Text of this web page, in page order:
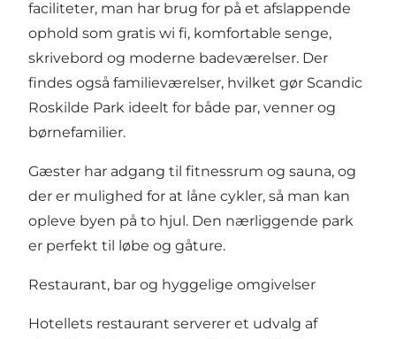
faciliteter, man har brug for på et afslappende
ophold som gratis wi fi, komfortable senge,
skrivebord og moderne badeværelser. Der
findes også familieværelser, hvilket gør Scandic
Roskilde Park ideelt for både par, venner og
børnefamilier.
Gæster har adgang til fitnessrum og sauna, og
der er mulighed for at låne cykler, så man kan
opleve byen på to hjul. Den nærliggende park
er perfekt til løbe og gåture.
Restaurant, bar og hyggelige omgivelser
Hotellets restaurant serverer et udvalg af